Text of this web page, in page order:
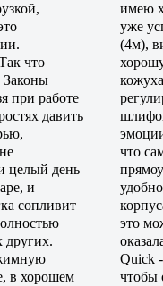
что
Законы
при работе
давить
целый день
и
сопливит
других.
в хорошем
имею
уже
(4м),
что
это
Quick
чтобы